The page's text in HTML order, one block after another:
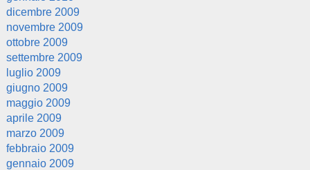
dicembre 2009
novembre 2009
ottobre 2009
settembre 2009
luglio 2009
giugno 2009
maggio 2009
aprile 2009
marzo 2009
febbraio 2009
gennaio 2009